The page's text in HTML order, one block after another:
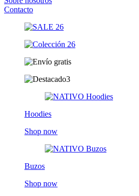
Contacto
Hoodies
Shop now
Buzos
Shop now